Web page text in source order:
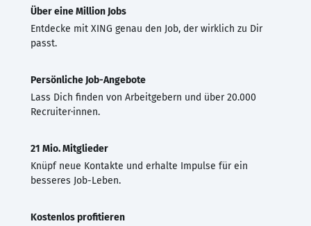
Über eine Million Jobs
Entdecke mit XING genau den Job, der wirklich zu Dir
passt.
Persönliche Job-Angebote
Lass Dich finden von Arbeitgebern und über 20.000
Recruiter·innen.
21 Mio. Mitglieder
Knüpf neue Kontakte und erhalte Impulse für ein
besseres Job-Leben.
Kostenlos profitieren